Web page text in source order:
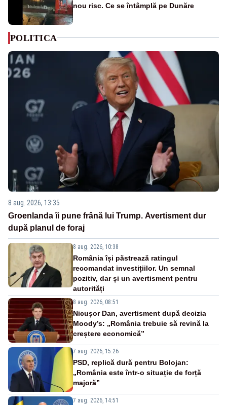
nou risc. Ce se întâmplă pe Dunăre
POLITICA
8 aug. 2026, 13:35
Groenlanda îi pune frână lui Trump. Avertisment dur
după planul de foraj
8 aug. 2026, 10:38
România își păstrează ratingul
recomandat investițiilor. Un semnal
pozitiv, dar și un avertisment pentru
autorități
8 aug. 2026, 08:51
Nicușor Dan, avertisment după decizia
Moody’s: „România trebuie să revină la
creștere economică”
7 aug. 2026, 15:26
PSD, replică dură pentru Bolojan:
„România este într-o situație de forță
majoră”
7 aug. 2026, 14:51